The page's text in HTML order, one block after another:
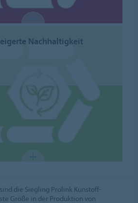
Nachhaltigkeit
die Siegling Prolink Kunstoff-
Größe in der Produktion von